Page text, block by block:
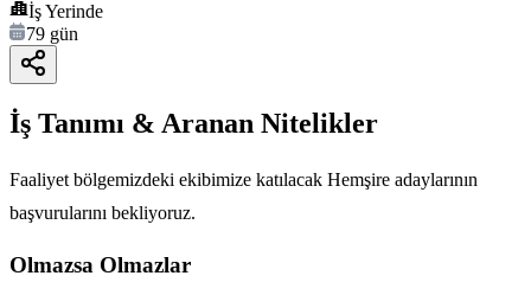
İş Yerinde
79 gün
İş Tanımı & Aranan Nitelikler
Faaliyet bölgemizdeki ekibimize katılacak Hemşire adaylarının
başvurularını bekliyoruz.
Olmazsa Olmazlar